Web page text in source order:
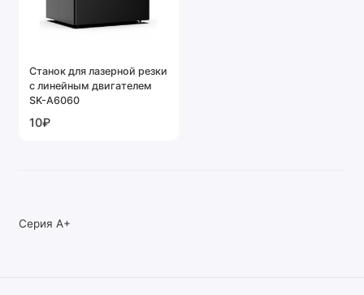
Станок для лазерной резки
с линейным двигателем
SK-A6060
10₽
Серия A+